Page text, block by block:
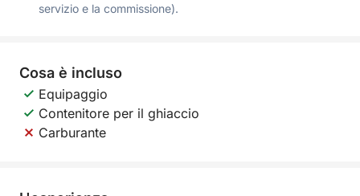
servizio e la commissione).
Cosa è incluso
Equipaggio
Contenitore per il ghiaccio
Carburante